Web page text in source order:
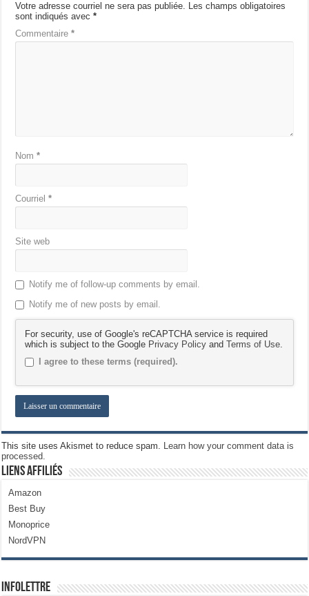
Votre adresse courriel ne sera pas publiée. Les champs obligatoires
sont indiqués avec*
Commentaire*
Nom*
Courriel*
Site web
Notify me of follow-up comments by email.
Notify me of new posts by email.
For security, use of Google's reCAPTCHA service is required
which is subject to the Google Privacy Policy andTerms of Use.
I agree to these terms (required).
This site uses Akismet to reduce spam. Learn how your comment data is
processed.
Liens Affiliés
Amazon
Best Buy
Monoprice
NordVPN
Infolettre